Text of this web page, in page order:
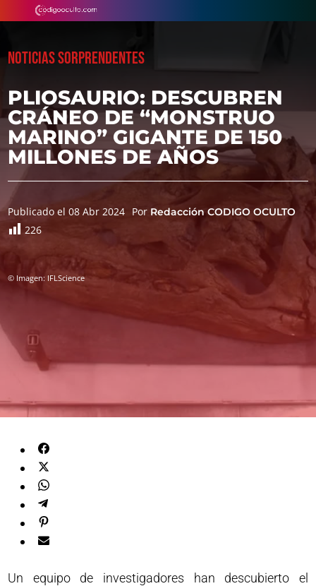
NOTICIAS SORPRENDENTES
PLIOSAURIO: DESCUBREN
CRÁNEO DE “MONSTRUO
MARINO” GIGANTE DE 150
MILLONES DE AÑOS
Publicado el 08 Abr 2024 Por Redacción CODIGO OCULTO
226
© Imagen: IFLScience
Un equipo de investigadores han descubierto el